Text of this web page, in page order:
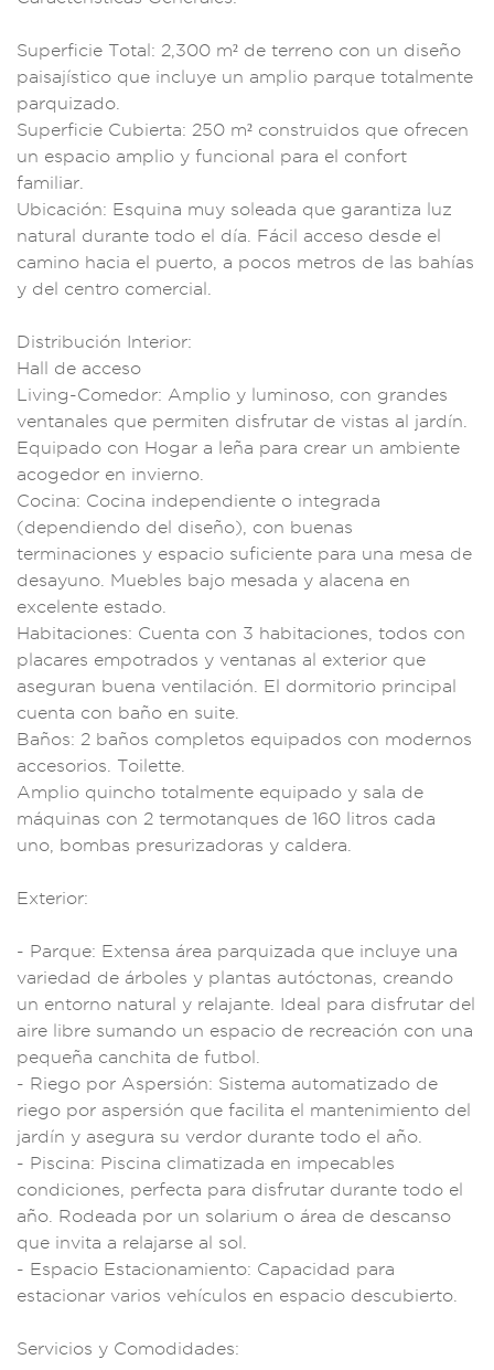
Superficie Total: 2,300 m² de terreno con un diseño
paisajístico que incluye un amplio parque totalmente
parquizado.
Superficie Cubierta: 250 m² construidos que ofrecen
un espacio amplio y funcional para el confort
familiar.
Ubicación: Esquina muy soleada que garantiza luz
natural durante todo el día. Fácil acceso desde el
camino hacia el puerto, a pocos metros de las bahías
y del centro comercial.
Distribución Interior:
Hall de acceso
Living-Comedor: Amp lio y luminoso, con grandes
ventanales que permiten disfrutar de vistas al jardín.
Equipado con Hogar a l eña para crear un ambiente
acogedor en invierno.
Cocina: Cocina independiente o integrada
(dependiendo del diseño), con buenas
terminaciones y espacio suficiente para una mesa de
desayuno. Muebles bajo mesada y alacena en
excelente estado.
Habitaciones: Cuenta con 3 habitaciones, todos con
placares empotrados y ventanas al
exterior que
aseguran buena ventilación. El dormitorio principal
cuenta con baño en suite.
Baños: 2 baños compl etos equipados con modernos
accesorios. Toilette.
Amplio quincho totalmente equipado y sala de
máquinas con 2 termotanques de 160 litros cada
uno, bombas presurizadoras y caldera.
Exterior:
- Parque: Extensa área parquizada que inc luye una
variedad de árboles y plantas autóctonas, creando
un entorno natural y relajante. Ideal para disfrutar del
aire libre sumando un espacio de recreación con una
pequeña canchita de futbol.
- Riego por Aspersión: Sistema automatizado de
riego por aspersión que facilita e l mantenimiento del
jardín y asegura su verdor durante todo el año.
- Piscina: Piscina climatizada en impecables
condiciones, perfecta para disfrutar durante todo el
año. Rodeada por un solarium o área de descanso
que invita a relajarse al sol
- Espacio Estacionamiento: Capacidad para
estacionar varios vehícul os en espacio descubierto.
Servicios y Comodidades: